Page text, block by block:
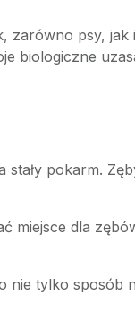
zarówno psy, jak
biologiczne
stały pokarm.
miejsce dla
nie tylko sposób